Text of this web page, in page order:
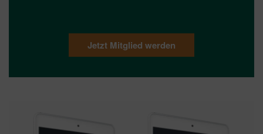
Jetzt Mitglied werden